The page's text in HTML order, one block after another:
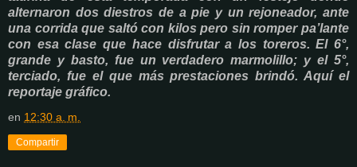
alternaron dos diestros de a pie y un rejoneador, ante
una corrida que saltó con kilos pero sin romper pa’lante
con esa clase que hace disfrutar a los toreros. El 6°,
grande y basto, fue un verdadero marmolillo; y el 5°,
terciado, fue el que más prestaciones brindó. Aquí el
reportaje gráfico.
en 12:30 a. m.
Compartir